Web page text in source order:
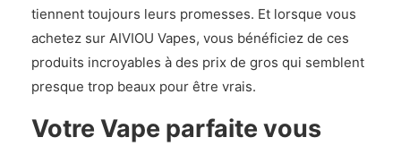
tiennent toujours leurs promesses. Et lorsque vous
achetez sur AIVIOU Vapes, vous bénéficiez de ces
produits incroyables à des prix de gros qui semblent
presque trop beaux pour être vrais.
Votre Vape parfaite vous